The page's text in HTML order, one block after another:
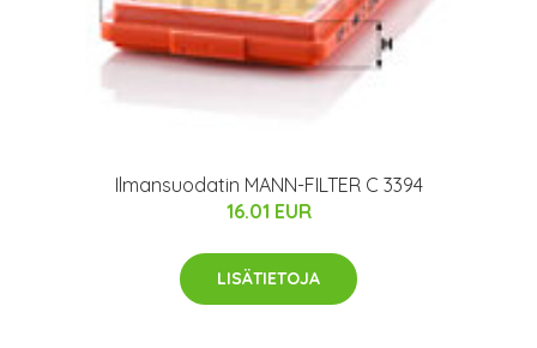
Ilmansuodatin MANN-FILTER C 3394
16.01 EUR
LISÄTIETOJA